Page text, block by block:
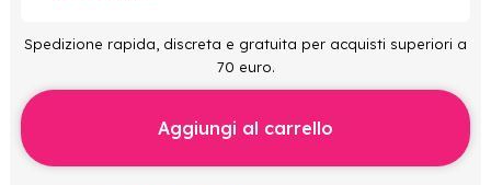
Spedizione rapida, discreta e gratuita per acquisti superiori a
70 euro.
Aggiungi al carrello